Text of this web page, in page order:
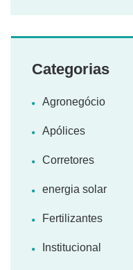
Categorias
Agronegócio
Apólices
Corretores
energia solar
Fertilizantes
Institucional